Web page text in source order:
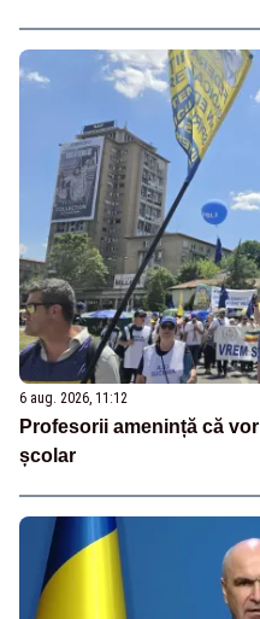
6 aug. 2026, 11:12
Profesorii amenință că
școlar